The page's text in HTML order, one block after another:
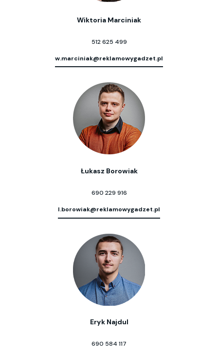
Wiktoria Marciniak
512 625 499
w.marciniak@reklamowygadzet.pl
Łukasz Borowiak
690 229 916
l.borowiak@reklamowygadzet.pl
Eryk Najdul
690 584 117